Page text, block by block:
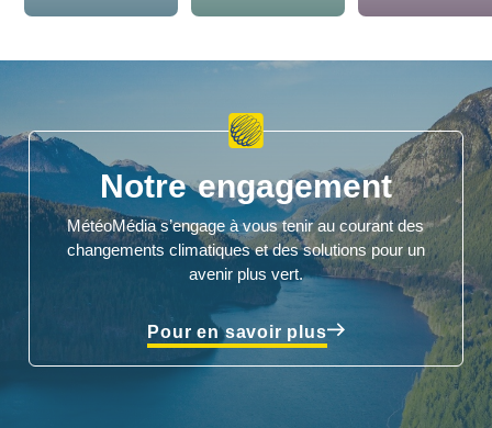
Notre engagement
MétéoMédia s’engage à vous tenir au courant des
changements climatiques et des solutions pour un
avenir plus vert.
Pour en savoir plus